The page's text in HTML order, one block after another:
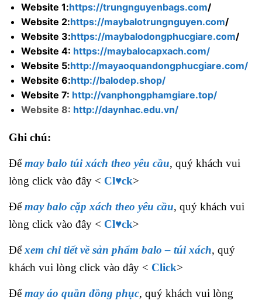
Website 1:https://trungnguyenbags.com/
Website 2:https://maybalotrungnguyen.com/
Website 3:https://maybalodongphucgiare.com/
Website 4: https://maybalocapxach.com/
Website 5:http://mayaoquandongphucgiare.com/
Website 6:http://balodep.shop/
Website 7: http://vanphongphamgiare.top/
Website 8: http://daynhac.edu.vn/
Ghi chú:
Đểmay balo túi xách theo yêu cầu, quý khách vui
lòng click vào đây < Cl♥ck>
Đểmay balo cặp xách theo yêu cầu, quý khách vui
lòng click vào đây < Cl♥ck>
Đểxem chi tiết về sản phẩm balo – túi xách, quý
khách vui lòng click vào đây < Click>
Đểmay áo quần đồng phục, quý khách vui lòng